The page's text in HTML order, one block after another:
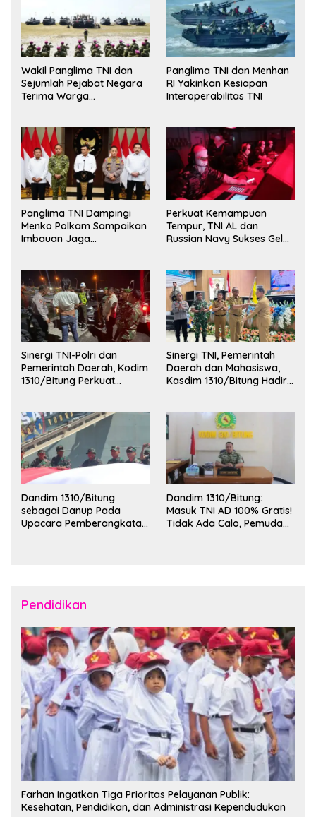
Wakil Panglima TNI dan
Sejumlah Pejabat Negara
Terima Warga
Panglima TNI dan Menhan
RI Yakinkan Kesiapan
Interoperabilitas TNI
Panglima TNI Dampingi
Menko Polkam Sampaikan
Imbauan Jaga
Perkuat Kemampuan
Tempur, TNI AL dan
Russian Navy Sukses Gelar
Sinergi TNI-Polri dan
Pemerintah Daerah, Kodim
1310/Bitung Perkuat
Sinergi TNI, Pemerintah
Daerah dan Mahasiswa,
Kasdim 1310/Bitung Hadiri
Kota Bitung
Dandim 1310/Bitung
sebagai Danup Pada
Upacara Pemberangkatan
Dandim 1310/Bitung:
Masuk TNI AD 100% Gratis!
Tidak Ada Calo, Pemuda
Pendidikan
Farhan Ingatkan Tiga Prioritas Pelayanan Publik:
Kesehatan, Pendidikan, dan Administrasi Kependudukan